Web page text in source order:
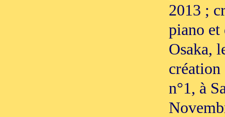
2013 ;
piano et
Osaka,
création
n°1, à